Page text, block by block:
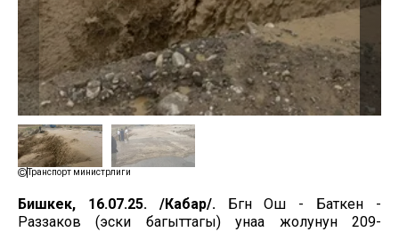
Транспорт министрлиги
Бишкек, 16.07.25. /Кабар/. Бүгүн Ош - Баткен -
Раззаков (эски багыттагы) унаа жолунун 209-